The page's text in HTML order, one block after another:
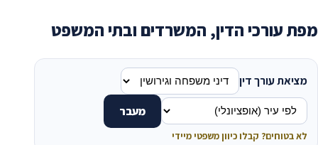
מפת עורכי הדין, המשרדים ובתי המשפט
מציאת עורך דין
מעבר
לא בטוחים? קבלו כיוון משפטי מיידי